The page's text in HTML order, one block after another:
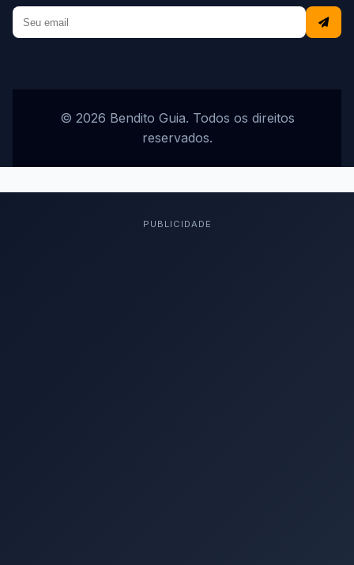
© 2026 Bendito Guia. Todos os direitos
reservados.